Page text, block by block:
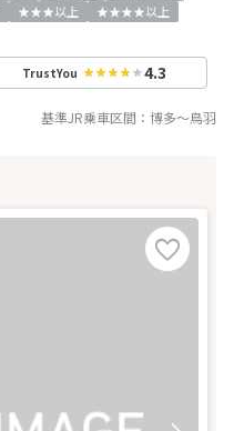
★★★以上
★★★★以上
TrustYou 4.3
基準JR乗車区間： 博多～鳥羽